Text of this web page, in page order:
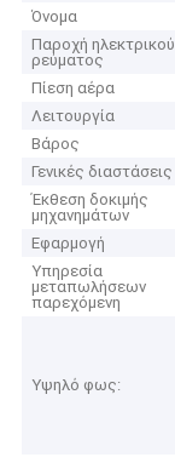
Όνομα
Παροχή ηλεκτρικού
ρεύματος
Πίεση αέρα
Λειτουργία
Βάρος
Γενικές διαστάσεις
Έκθεση δοκιμής
μηχανημάτων
Εφαρμογή
Υπηρεσία
μεταπωλήσεων
παρεχόμενη
Υψηλό φως: